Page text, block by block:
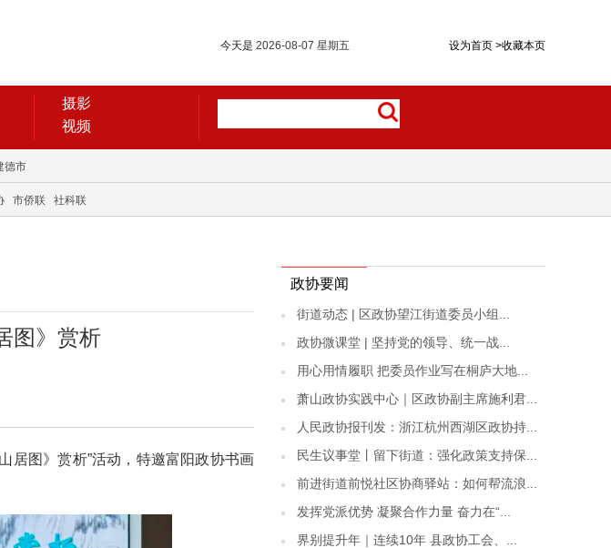
设为首页 >收藏本页
今天是 2026-08-07 星期五
摄影
视频
德市
市侨联 社科联
图》赏析
居图》赏析”活动，特邀富阳政协书画
政协要闻
街道动态 | 区政协望江街道委员小组...
政协微课堂 | 坚持党的领导、统一战...
用心用情履职 把委员作业写在桐庐大地...
萧山政协实践中心｜区政协副主席施利君...
人民政协报刊发：浙江杭州西湖区政协持...
民生议事堂丨留下街道：强化政策支持保...
前进街道前悦社区协商驿站：如何帮流浪...
发挥党派优势 凝聚合作力量 奋力在“...
界别提升年｜连续10年 县政协工会、...